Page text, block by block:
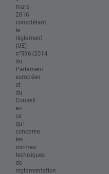
mars
2016
complétant
le
règlement
(UE)
n°596/2014
du
Parlement
européen
et
du
Conseil
en
ce
qui
concerne
les
normes
techniques
de
réglementation